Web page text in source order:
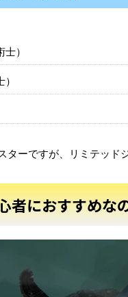
）
ターですが、リミテッド
者におすすめな